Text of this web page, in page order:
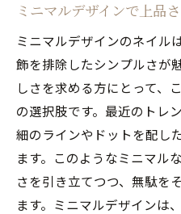
ミニマルデザインで上品
ミニマルデザインのネイル
飾を排除したシンプルさが
しさを求める方にとって、
の選択肢です。最近のトレ
細のラインやドットを配し
ます。このようなミニマル
さを引き立てつつ、無駄を
ます。ミニマルデザインは